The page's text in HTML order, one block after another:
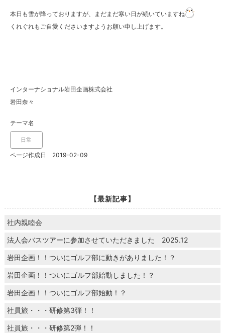
本日も雪が降っておりますが、まだまだ寒い日が続いていますね
くれぐれもご自愛くださいますようお願い申し上げます。
インターナショナル岩田企画株式会社
岩田奈々
テーマ名
日常
ページ作成日 2019-02-09
【最新記事】
社内親睦会
法人会バスツアーに参加させていただきました 2025.12
岩田企画！！ついにゴルフ部に動きがありました！？
岩田企画！！ついにゴルフ部始動しました！？
岩田企画！！ついにゴルフ部始動！？
社員旅・・・研修第3弾！！
社員旅・・・研修第2弾！！